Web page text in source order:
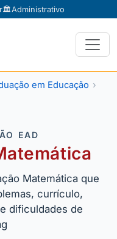
🏛️Administrativo
em Educação
EAD
Matemática que
currículo,
dificuldades de